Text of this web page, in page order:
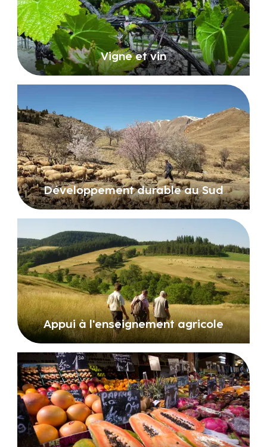
Vigne et vin
Développement durable au Sud
Appui à l'enseignement agricole